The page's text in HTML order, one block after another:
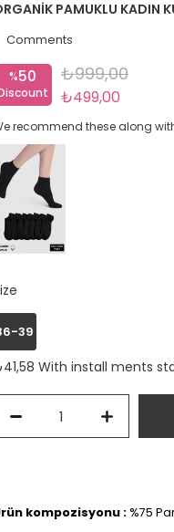
PAMUKLU KADIN
Comments
%50 ₺999,00
₺499,00
recommend these along
39
With install ments
kompozisyonu :%75